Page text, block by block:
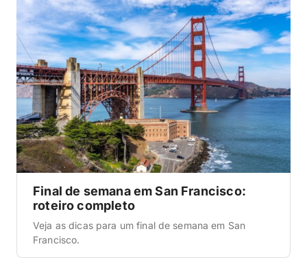
saber e um passo a […]
Final de semana em San Francisco:
roteiro completo
Veja as dicas para um final de semana em San
Francisco.